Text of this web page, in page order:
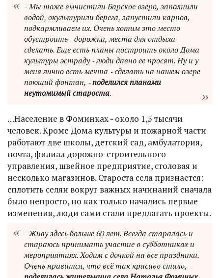
- Мы тоже вычистили Барское озеро, заполнили
водой, окультурили берега, запустили карпов,
подкармливаем их. Очень хотим это место
обустроить ‑ дорожки, места для отдыха
сделать. Еще есть планы построить около Дома
культуры эстраду ‑ люди давно ее просят. Ну и у
меня лично есть мечта ‑ сделать на нашем озере
поющий фонтан, ‑поделился планами
неутомимый староста.
…Население в Фоминках - около 1,5 тысячи
человек. Кроме Дома культуры и пожарной части
работают две школы, детский сад, амбулатория,
почта, филиал дорожно-строительного
управления, швейное предприятие, столовая и
несколько магазинов. Староста села признается:
сплотить селян вокруг важных начинаний сначала
было непросто, но как только начались первые
изменения, люди сами стали предлагать проекты.
- Живу здесь больше 60 лет. Всегда старалась и
стараюсь принимать участие в субботниках и
мероприятиях. Ходим с дочкой на все праздники.
Очень нравится, что всё так красиво стало, ‑